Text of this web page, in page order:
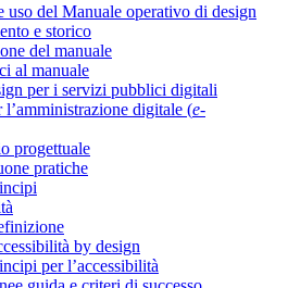
uso del Manuale operativo di design
e storico
del manuale
al manuale
per i servizi pubblici digitali
l’amministrazione digitale (e-
progettuale
pratiche
by design
per l’accessibilità